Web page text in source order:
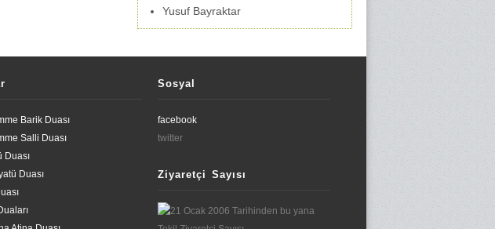
Yusuf Bayraktar
Barik Duası
Salli Duası
Duası
Duası
Sosyal
facebook
twitter
Ziyaretçi Sayısı